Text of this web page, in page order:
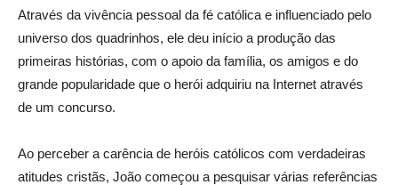
Através da vivência pessoal da fé católica e influenciado pelo
universo dos quadrinhos, ele deu início a produção das
primeiras histórias, com o apoio da família, os amigos e do
grande popularidade que o herói adquiriu na Internet através
de um concurso.
Ao perceber a carência de heróis católicos com verdadeiras
atitudes cristãs, João começou a pesquisar várias referências